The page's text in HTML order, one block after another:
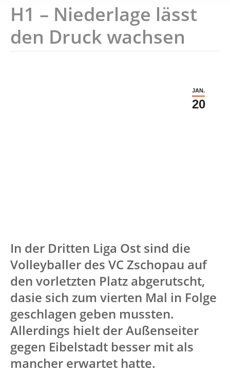
H1 – Niederlage lässt
den Druck wachsen
JAN.
20
In der Dritten Liga Ost sind die
Volleyballer des VC Zschopau auf
den vorletzten Platz abgerutscht,
dasie sich zum vierten Mal in Folge
geschlagen geben mussten.
Allerdings hielt der Außenseiter
gegen Eibelstadt besser mit als
mancher erwartet hatte.